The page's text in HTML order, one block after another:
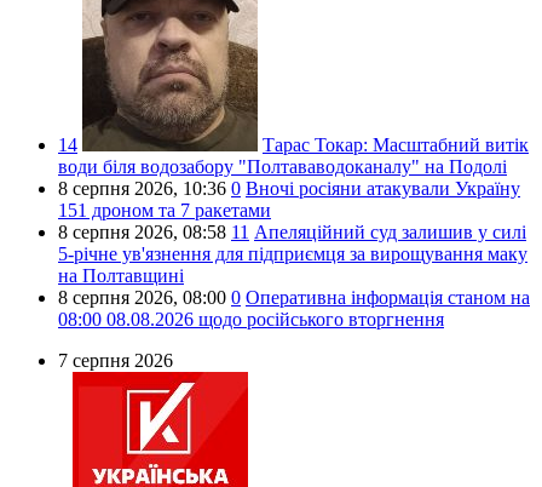
14 Тарас Токар: Масштабний витік
води біля водозабору "Полтававодоканалу" на Подолі
8 серпня 2026, 10:36 0 Вночі росіяни атакували Україну
151 дроном та 7 ракетами
8 серпня 2026, 08:58 11 Апеляційний суд залишив у силі
5-річне ув'язнення для підприємця за вирощування маку
на Полтавщині
8 серпня 2026, 08:00 0 Оперативна інформація станом на
08:00 08.08.2026 щодо російського вторгнення
7 серпня 2026